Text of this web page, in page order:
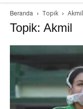
Beranda Topik Akmil
Topik: Akmil